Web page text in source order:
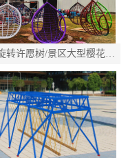
网红旋转许愿树/景区大型樱花树秋千/吊篮多人旋转秋千